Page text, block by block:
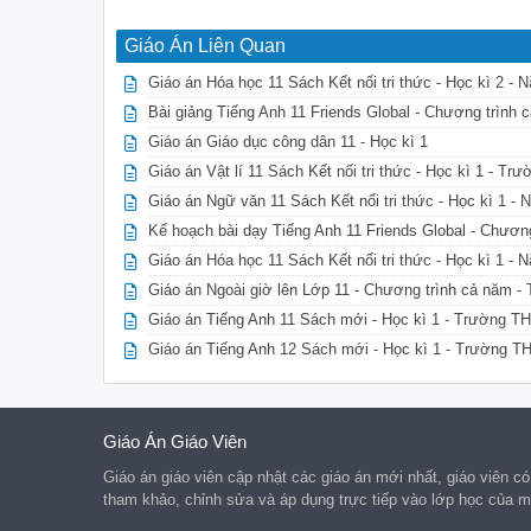
Giáo Án Liên Quan
Giáo án Hóa học 11 Sách Kết nối tri thức - Học kì 2 -
Bài giảng Tiếng Anh 11 Friends Global - Chương trình
Giáo án Giáo dục công dân 11 - Học kì 1
Giáo án Vật lí 11 Sách Kết nối tri thức - Học kì 1 -
Giáo án Ngữ văn 11 Sách Kết nối tri thức - Học kì 1 -
Kế hoạch bài dạy Tiếng Anh 11 Friends Global -
Giáo án Hóa học 11 Sách Kết nối tri thức - Học kì 1 -
Giáo án Ngoài giờ lên Lớp 11 - Chương trình cả năm -
Giáo án Tiếng Anh 11 Sách mới - Học kì 1 - Trường
Giáo án Tiếng Anh 12 Sách mới - Học kì 1 - Trường
Giáo Án Giáo Viên
Giáo án giáo viên cập nhật các giáo án mới nhất, giáo viên
tham khảo, chỉnh sửa và áp dụng trực tiếp vào lớp học của